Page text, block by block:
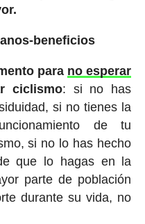
para no esperar
ciclismo: si no has
si no tienes la
de tu
si no lo has hecho
que lo hagas en la
parte de población
durante su vida, no